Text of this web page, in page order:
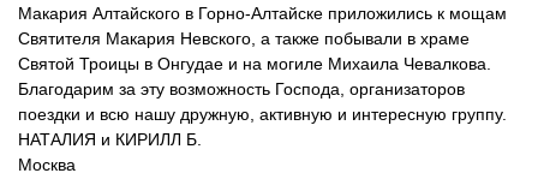
Макария Алтайского в Горно-Алтайске приложились к мощам
Святителя Макария Невского, а также побывали в храме
Святой Троицы в Онгудае и на могиле Михаила Чевалкова.
Благодарим за эту возможность Господа, организаторов
поездки и всю нашу дружную, активную и интересную группу.
НАТАЛИЯ и КИРИЛЛ Б.
Москва